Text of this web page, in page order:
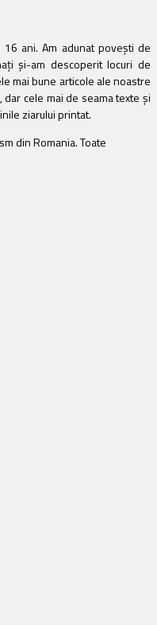
ani. Am adunat povești de
și-am descoperit locuri de
mai bune articole ale noastre
cele mai de seama texte și
ziarului printat.
din Romania. Toate